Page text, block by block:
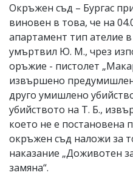
Окръжен съд – Бургас
виновен в това, че на
апартамент тип ателие
умъртвил Ю. М., чрез
оръжие - пистолет
извършено
друго умишлено
убийството на Т. Б.,
което не е постановена
окръжен съд наложи за
наказание „Доживотен
замяна“.